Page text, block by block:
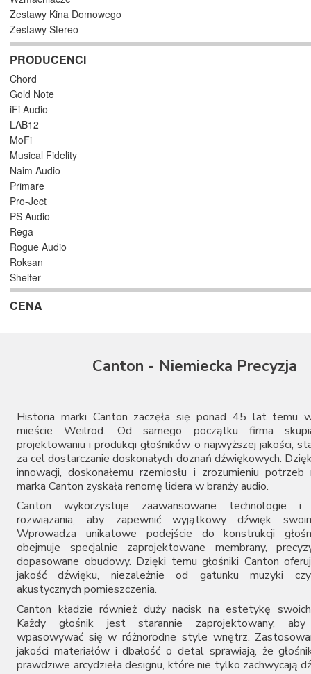
Zestawy Kina Domowego
Zestawy Stereo
PRODUCENCI
Chord
Gold Note
iFi Audio
LAB12
MoFi
Musical Fidelity
Naim Audio
Primare
Pro-Ject
PS Audio
Rega
Rogue Audio
Roksan
Shelter
Soundsmith
Synthesis
CENA
Canton - Niemiecka Precyzja
Historia marki Canton zaczęła się ponad 45 lat temu
mieście Weilrod. Od samego początku firma
projektowaniu i produkcji głośników o najwyższej jakości,
za cel dostarczanie doskonałych doznań dźwiękowych.
innowacji, doskonałemu rzemiosłu i zrozumieniu potrzeb
marka Canton zyskała renomę lidera w branży audio.
Canton wykorzystuje zaawansowane technologie i
rozwiązania, aby zapewnić wyjątkowy dźwięk
Wprowadza unikatowe podejście do konstrukcji
obejmuje specjalnie zaprojektowane membrany,
dopasowane obudowy. Dzięki temu głośniki Canton
jakość dźwięku, niezależnie od gatunku muzyki
akustycznych pomieszczenia.
Canton kładzie również duży nacisk na estetykę
Każdy głośnik jest starannie zaprojektowany, aby
wpasowywać się w różnorodne style wnętrz.
jakości materiałów i dbałość o detal sprawiają, że
prawdziwe arcydzieła designu, które nie tylko zachwycają